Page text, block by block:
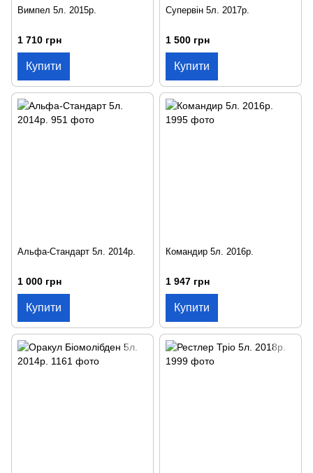
Вимпел 5л. 2015р.
1 710 грн
Купити
Супервін 5л. 2017р.
1 500 грн
Купити
Альфа-Стандарт 5л. 2014р.
1 000 грн
Купити
Командир 5л. 2016р.
1 947 грн
Купити